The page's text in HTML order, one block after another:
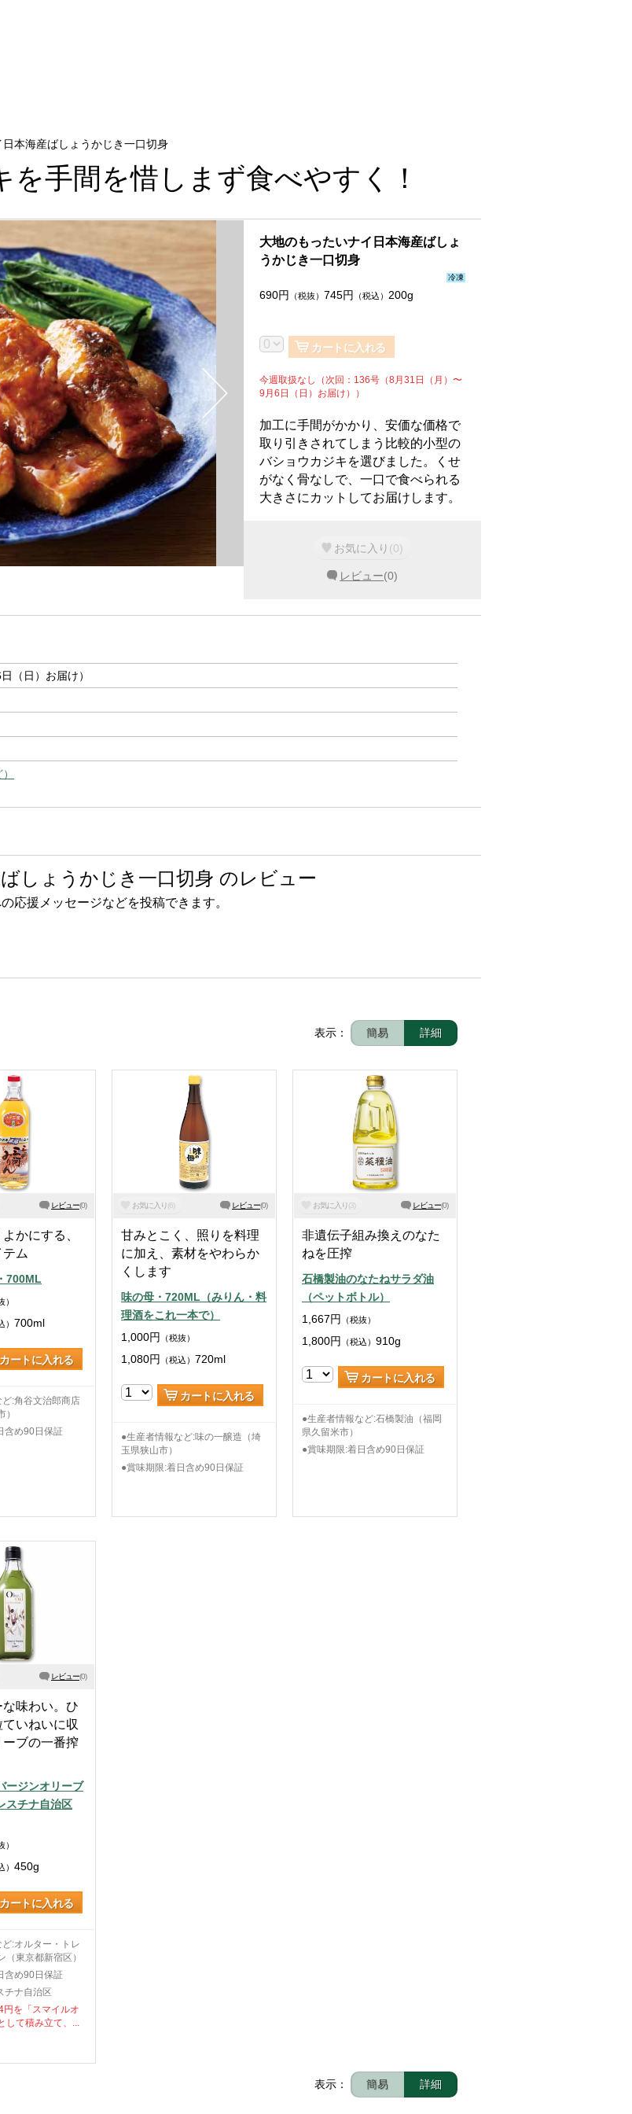
本海産ばしょうかじき一口切身
手間を惜しまず食べやすく！
大地のもったいナイ日本海産ばしょ
うかじき一口切身
冷凍
690円 （税抜） 745円 （税込） 200g
カートに入れる
今週取扱なし（次回：136号（8月31日（月）〜
9月6日（日）お届け））
加工に手間がかかり、安価な価格で
取り引きされてしまう比較的小型の
バショウカジキを選びました。くせ
がなく骨なしで、一口で食べられる
大きさにカットしてお届けします。
お気に入り (0)
レビュー(0)
（日）お届け）
しょうかじき一口切身 のレビュー
応援メッセージなどを投稿できます。
表示： 簡易 詳細
レビュー(0)
かにする、
ム
700ML
）
） 700ml
カートに入れる
:角谷文治郎商店
）
含め90日保証
お気に入り(6) レビュー(0)
甘みとこく、照りを料理
に加え、素材をやわらか
くします
味の母・720ML（みりん・料
理酒をこれ一本で）
1,000円 （税抜）
1,080円 （税込） 720ml
カートに入れる
●生産者情報など:味の一醸造（埼
玉県狭山市）
●賞味期限:着日含め90日保証
お気に入り(3) レビュー(0)
非遺伝子組み換えのなた
ねを圧搾
石橋製油のなたねサラダ油
（ペットボトル）
1,667円 （税抜）
1,800円 （税込） 910g
カートに入れる
●生産者情報など:石橋製油（福岡
県久留米市）
●賞味期限:着日含め90日保証
レビュー(0)
な味わい。ひ
いねいに収
ブの一番搾
ージンオリーブ
スチナ自治区
）
） 450g
カートに入れる
:オルター・トレ
（東京都新宿区）
含め90日保証
チナ自治区
を「スマイルオ
して積み立て、...
表示： 簡易 詳細